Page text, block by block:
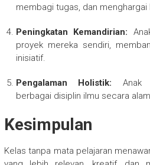
membagi tugas, dan
Peningkatan Kemandirian:
proyek mereka sendiri,
inisiatif.
Pengalaman Holistik: Anak
berbagai disiplin ilmu secara
Kesimpulan
Kelas tanpa mata pelajaran